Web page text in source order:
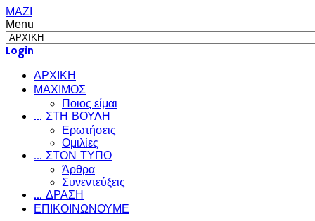
ΜΑΖΙ
Menu
Login
ΑΡΧΙΚΗ
ΜΑΧΙΜΟΣ
Ποιος είμαι
... ΣΤΗ ΒΟΥΛΗ
Ερωτήσεις
Ομιλίες
... ΣΤΟΝ ΤΥΠΟ
Άρθρα
Συνεντεύξεις
... ΔΡΑΣΗ
ΕΠΙΚΟΙΝΩΝΟΥΜΕ